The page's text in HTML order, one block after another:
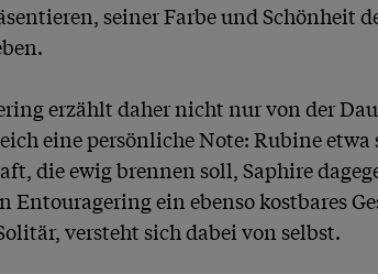
seiner Farbe und Schönheit
erzählt daher nicht nur von der
eine persönliche Note: Rubine etwa
die ewig brennen soll, Saphire
Entouragering ein ebenso kostbares
versteht sich dabei von selbst.